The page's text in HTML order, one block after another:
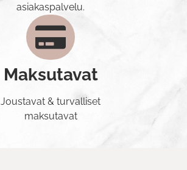
asiakaspalvelu.
Maksutavat
Joustavat & turvalliset
maksutavat